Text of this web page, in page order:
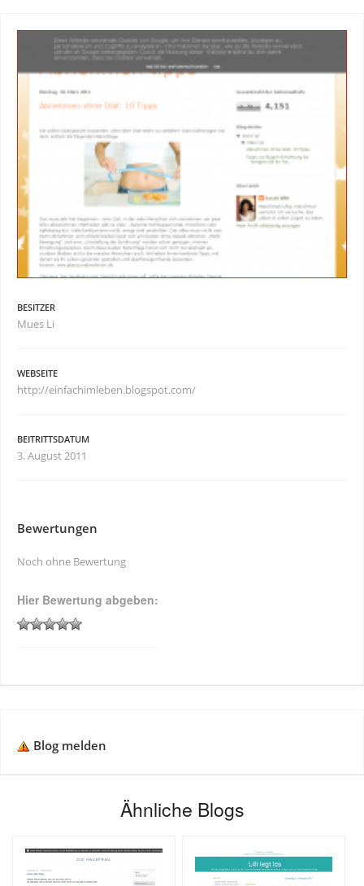
BESITZER
Mues Li
WEBSEITE
http://einfachimleben.blogspot.com/
BEITRITTSDATUM
3. August 2011
Bewertungen
Noch ohne Bewertung
Hier Bewertung abgeben:
Blog melden
Ähnliche Blogs